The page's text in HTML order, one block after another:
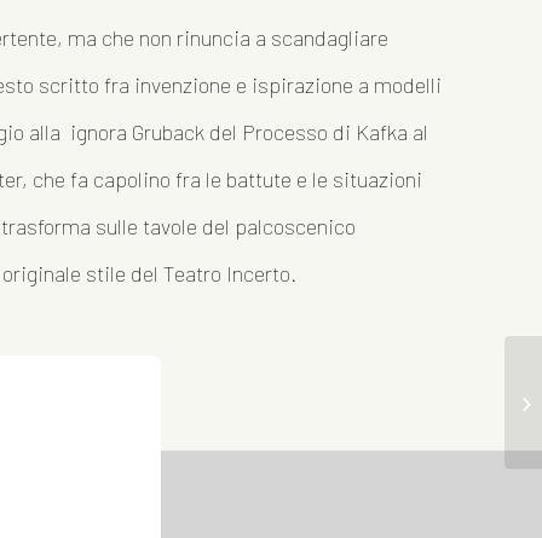
ma che non rinuncia a scandagliare
scritto fra invenzione e ispirazione a modelli
alla ignora Gruback del Processo di Kafka al
che fa capolino fra le battute e le situazioni
sulle tavole del palcoscenico
stile del Teatro Incerto.